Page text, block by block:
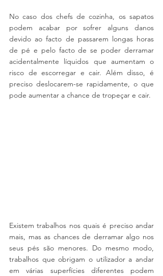
No caso dos chefs de cozinha, os sapatos
podem acabar por sofrer alguns danos
devido ao facto de passarem longas horas
de pé e pelo facto de se poder derramar
acidentalmente líquidos que aumentam o
risco de escorregar e cair. Além disso, é
preciso deslocarem-se rapidamente, o que
pode aumentar a chance de tropeçar e cair.
Existem trabalhos nos quais é preciso andar
mais, mas as chances de derramar algo nos
seus pés são menores. Do mesmo modo,
trabalhos que obrigam o utilizador a andar
em várias superfícies diferentes podem